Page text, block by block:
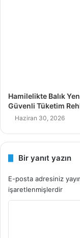
Hamilelikte Balık
Güvenli Tüketim
Haziran 30, 2026
Bir yanıt yazın
E-posta adresiniz
işaretlenmişlerdir